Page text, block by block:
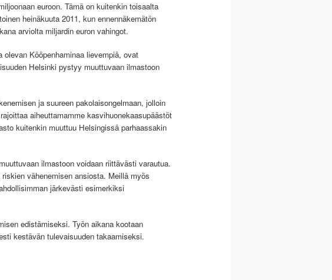
euroon. Tämä on kuitenkin toisaalta
heinäkuuta 2011, kun ennennäkemätön
arviolta miljardin euron vahingot.
Kööpenhaminaa lievempiä, ovat
Helsinki pystyy muuttuvaan ilmastoon
ja suureen pakolaisongelmaan, jolloin
aiheuttamamme kasvihuonekaasupäästöt
kuitenkin muuttuu Helsingissä parhaassakin
ilmastoon voidaan riittävästi varautua.
vähenemisen ansiosta. Meillä myös
järkevästi esimerkiksi
edistämiseksi. Työn aikana kootaan
kestävän tulevaisuuden takaamiseksi.